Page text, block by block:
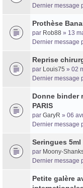
Dernier message
Prothèse
par Rob88 » 13
Dernier message
Reprise
par Louis75 » 02
Dernier message
Donne binder
PARIS
par GaryR » 06
Dernier message
Seringues
par Moony-
Dernier message
Petite galère